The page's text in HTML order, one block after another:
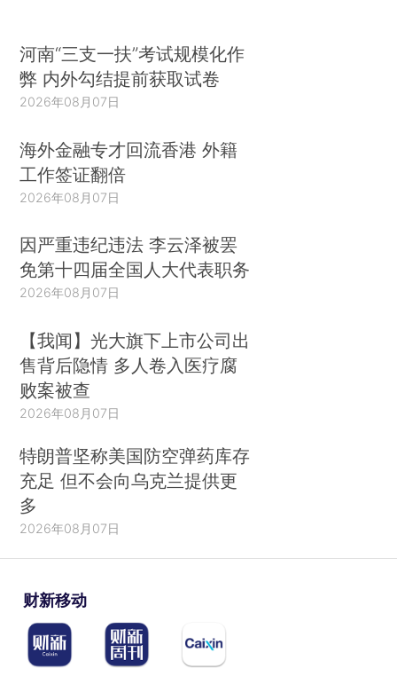
河南“三支一扶”考试规模化作
弊 内外勾结提前获取试卷
2026年08月07日
海外金融专才回流香港 外籍
工作签证翻倍
2026年08月07日
因严重违纪违法 李云泽被罢
免第十四届全国人大代表职务
2026年08月07日
【我闻】光大旗下上市公司出
售背后隐情 多人卷入医疗腐
败案被查
2026年08月07日
特朗普坚称美国防空弹药库存
充足 但不会向乌克兰提供更
多
2026年08月07日
财新移动